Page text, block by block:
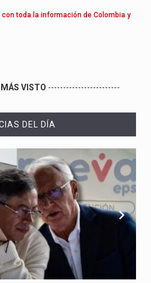
toda la información de Colombia y
MÁS VISTO ------------------------
DEL DÍA